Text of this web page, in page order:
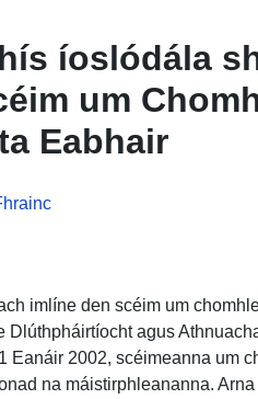
íoslódála
um
Eabhair
imlíne den scéim um
Dlúthpháirtíocht agus
Eanáir 2002, scéimeanna um
na máistirphleananna.